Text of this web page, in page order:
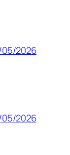
2026
2026